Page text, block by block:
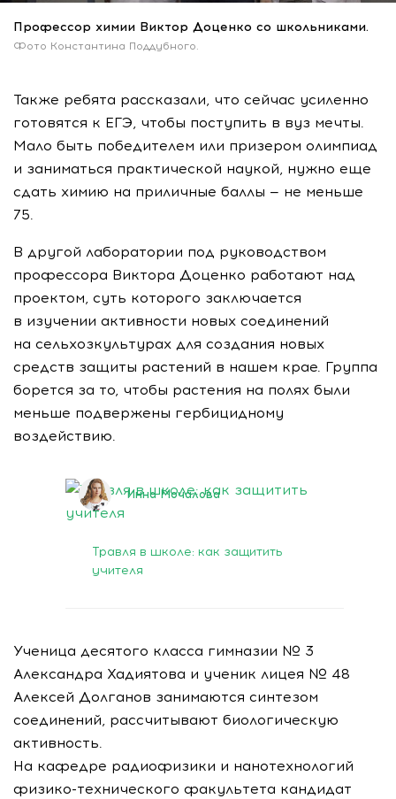
Профессор химии Виктор Доценко со школьниками.
Фото Константина Поддубного.
Также ребята рассказали, что сейчас усиленно
готовятся к ЕГЭ, чтобы поступить в вуз мечты.
Мало быть победителем или призером олимпиад
и заниматься практической наукой, нужно еще
сдать химию на приличные баллы — не меньше
75.
В другой лаборатории под руководством
профессора Виктора Доценко работают над
проектом, суть которого заключается
в изучении активности новых соединений
на сельхозкультурах для создания новых
средств защиты растений в нашем крае. Группа
борется за то, чтобы растения на полях были
меньше подвержены гербицидному
воздействию.
21 апреля 2020
Инна Мочалова
Травля в школе: как защитить
учителя
Ученица десятого класса гимназии № 3
Александра Хадиятова и ученик лицея № 48
Алексей Долганов занимаются синтезом
соединений, рассчитывают биологическую
активность.
На кафедре радиофизики и нанотехнологий
физико-технического факультета кандидат